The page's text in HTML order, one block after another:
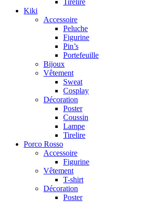
Tirelire
Kiki
Accessoire
Peluche
Figurine
Pin’s
Portefeuille
Bijoux
Vêtement
Sweat
Cosplay
Décoration
Poster
Coussin
Lampe
Tirelire
Porco Rosso
Accessoire
Figurine
Vêtement
T-shirt
Décoration
Poster